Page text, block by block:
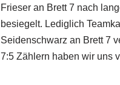
Frieser an Brett 7 nach
besiegelt. Lediglich
Seidenschwarz an Brett 7
7:5 Zählern haben wir uns